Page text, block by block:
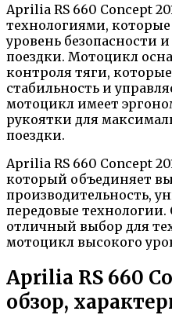
Aprilia RS 660 Concept
технологиями,
уровень безопасности
поездки. Мотоцикл
контроля тяги,
стабильность и
мотоцикл имеет
рукоятки для
поездки.
Aprilia RS 660 Concept
который объединяет
производительность,
передовые технологии.
отличный выбор для
мотоцикл высокого
Aprilia RS 660
обзор,